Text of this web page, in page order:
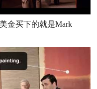
金买下的就是Mark